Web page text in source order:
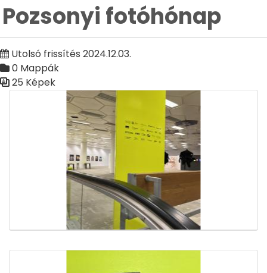
Pozsonyi fotóhónap
Utolsó frissítés 2024.12.03.
0 Mappák
25 Képek